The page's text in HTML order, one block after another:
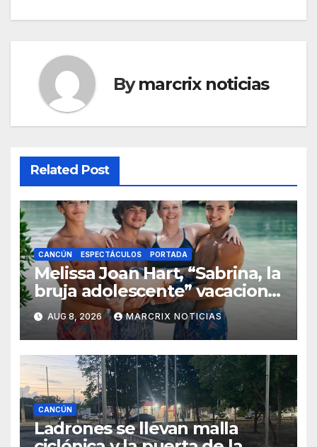
Bymarcrix noticias
Related Post
CANCÚN ESPECTÁCULOS PORTADA
Melissa Joan Hart, “Sabrina, la
bruja adolescente” vacaciona
con su familia en Cancún
AUG 8, 2026 MARCRIX NOTICIAS
CANCÚN
Ladrones se llevan malla